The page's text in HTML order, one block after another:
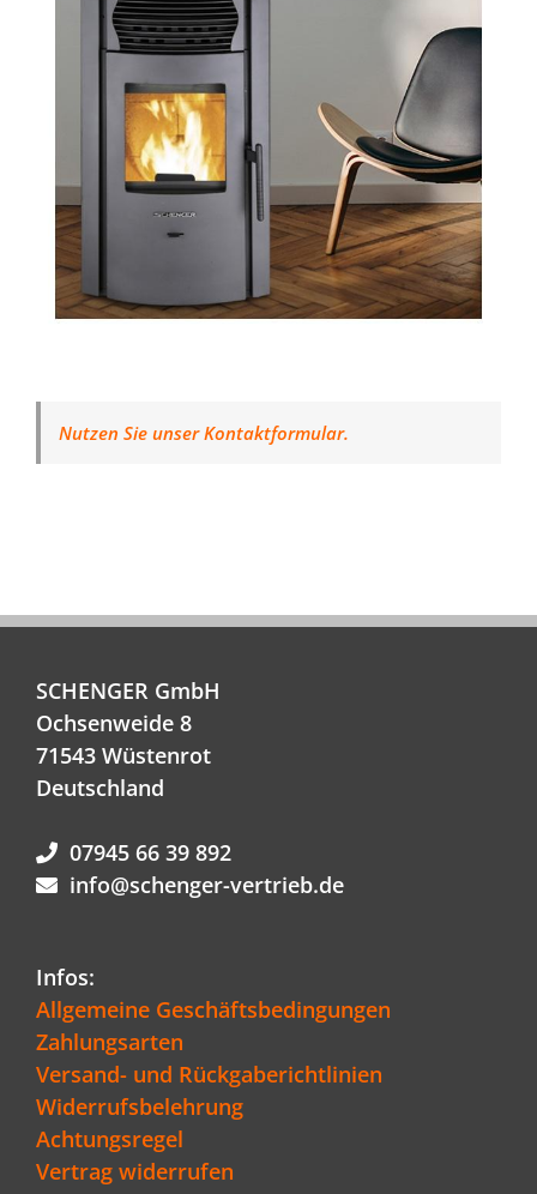
Nutzen Sie unser Kontaktformular.
SCHENGER GmbH
Ochsenweide 8
71543 Wüstenrot
Deutschland
07945 66 39 892
info@schenger-vertrieb.de
Infos:
Allgemeine Geschäftsbedingungen
Zahlungsarten
Versand- und Rückgaberichtlinien
Widerrufsbelehrung
Achtungsregel
Vertrag widerrufen